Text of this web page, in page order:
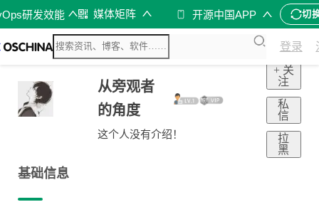
研发效能 媒体矩阵 开源中国APP 切
登录
从旁观者
的角度
这个人没有介绍！
+ 关
注
私
信
拉
黑
基础信息